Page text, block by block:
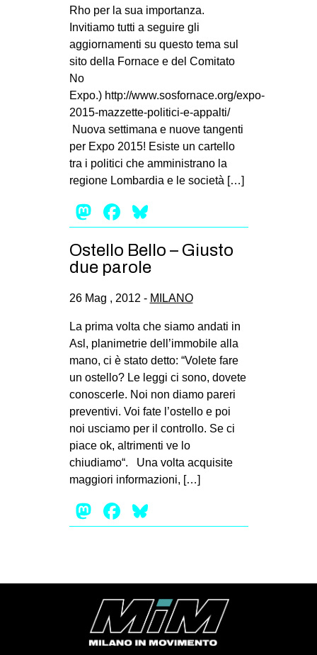
Rho per la sua importanza.
Invitiamo tutti a seguire gli
aggiornamenti su questo tema sul
sito della Fornace e del Comitato
No
Expo.) http://www.sosfornace.org/expo-
2015-mazzette-politici-e-appalti/
Nuova settimana e nuove tangenti
per Expo 2015! Esiste un cartello
tra i politici che amministrano la
regione Lombardia e le società […]
Mastodon
Facebook
Ostello Bello – Giusto
due parole
26 Mag , 2012 - MILANO
La prima volta che siamo andati in
Asl, planimetrie dell’immobile alla
mano, ci è stato detto: “Volete fare
un ostello? Le leggi ci sono, dovete
conoscerle. Noi non diamo pareri
preventivi. Voi fate l’ostello e poi
noi usciamo per il controllo. Se ci
piace ok, altrimenti ve lo
chiudiamo“. Una volta acquisite
maggiori informazioni, […]
Mastodon
Facebook